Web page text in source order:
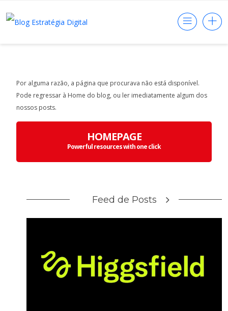
Por alguma razão, a página que procurava não está disponível.
Pode regressar à Home do blog, ou ler imediatamente algum dos
nossos posts.
HOMEPAGE
Powerful resources with one click
Feed de Posts